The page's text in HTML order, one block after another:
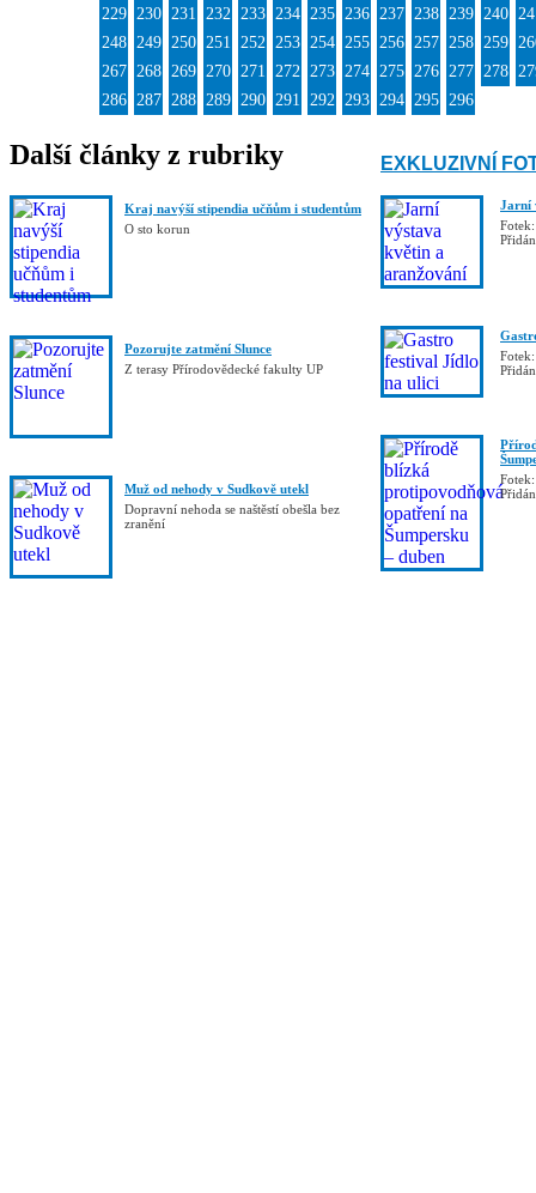
229 230 231 232 233 234 235 236 237 238 239 240
248 249 250 251 252 253 254 255 256 257 258 259
267 268 269 270 271 272 273 274 275 276 277 278
286 287 288 289 290 291 292 293 294 295 296
Další články z rubriky
Kraj navýší stipendia učňům i studentům
O sto korun
Pozorujte zatmění Slunce
Z terasy Přírodovědecké fakulty UP
Muž od nehody v Sudkově utekl
Dopravní nehoda se naštěstí obešla bez
zranění
EXKLUZIVNÍ
Jarní